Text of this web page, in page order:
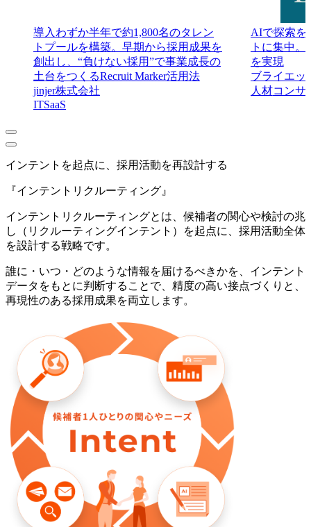
導入わずか半年で約1,800名のタレン
トプールを構築。早期から採用成果を
創出し、“負けない採用”で事業成長の
土台をつくるRecruit Marker活用法
jinjer株式会社
ITSaaS
AIで探索を
トに集中
を実現
ブライエッ
人材コンサ
インテントを起点に、採用活動を再設計する
『インテントリクルーティング』
インテントリクルーティングとは、候補者の関心や検討の兆
し（リクルーティングインテント）を起点に、採用活動全体
を設計する戦略です。
誰に・いつ・どのような情報を届けるべきかを、インテント
データをもとに判断することで、精度の高い接点づくりと、
再現性のある採用成果を両立します。